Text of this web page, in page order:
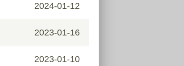
2024-01-12
2023-01-16
2023-01-10